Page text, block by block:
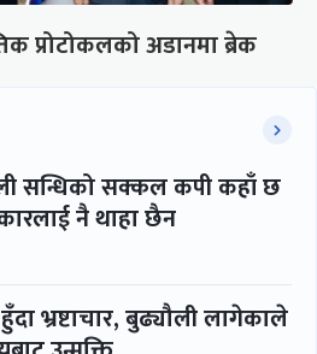
प्रोटोकलको अडानमा ब्रेक
सन्धिको सक्कल कपी कहाँ छ
नै थाहा छैन
हुँदा भ्रष्टाचार, बुढ्यौली लागेकाले